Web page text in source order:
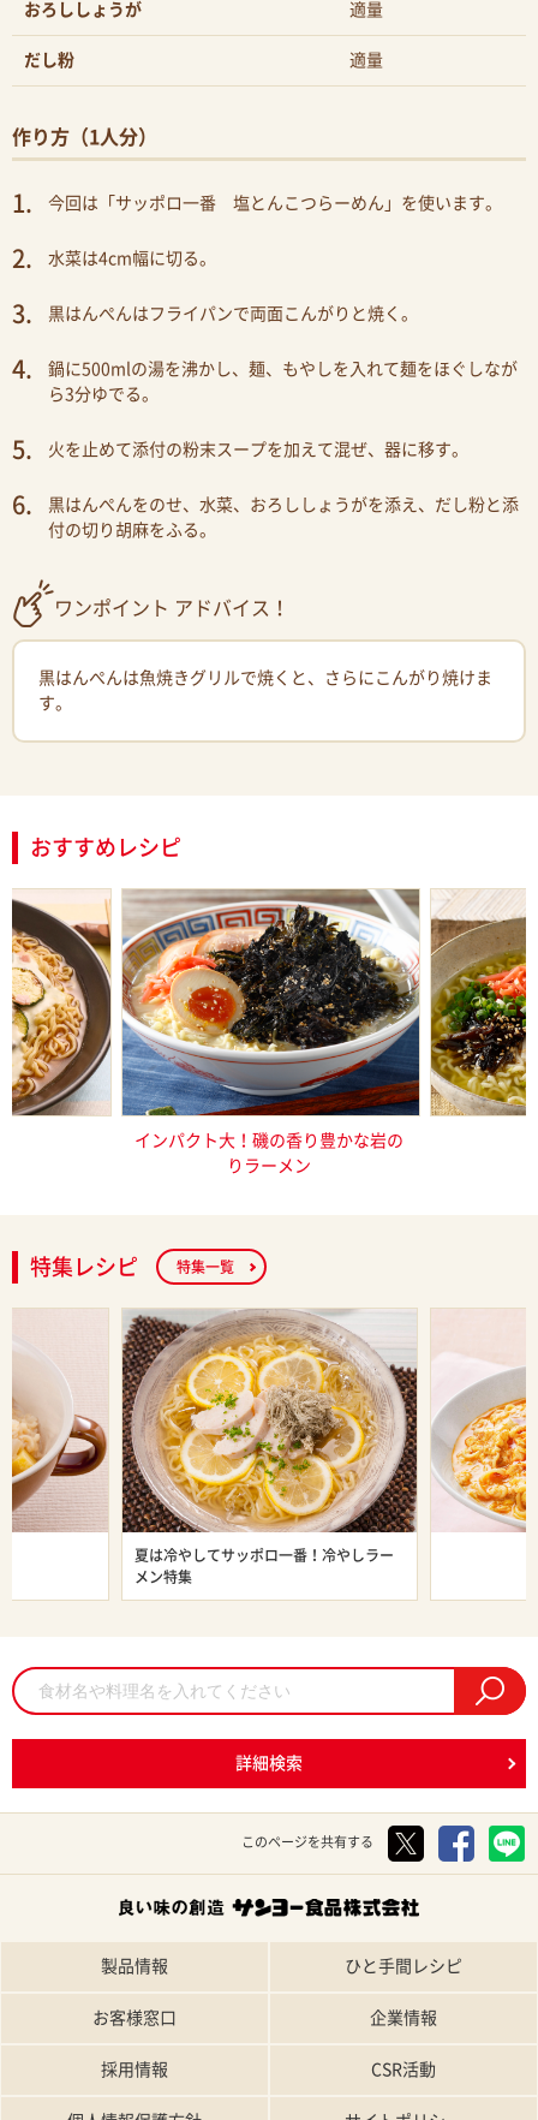
おろししょうが 適量
だし粉 適量
作り方（1人分）
今回は「サッポロ一番 塩とんこつらーめん」を使います。
水菜は4cm幅に切る。
黒はんぺんはフライパンで両面こんがりと焼く。
鍋に500mlの湯を沸かし、麺、もやしを入れて麺をほぐしなが
ら3分ゆでる。
火を止めて添付の粉末スープを加えて混ぜ、器に移す。
黒はんぺんをのせ、水菜、おろししょうがを添え、だし粉と添
付の切り胡麻をふる。
ワンポイント アドバイス！
黒はんぺんは魚焼きグリルで焼くと、さらにこんがり焼けま
す。
おすすめレシピ
インパクト大！磯の香り豊かな岩の
りラーメン
特集レシピ 特集一覧
夏は冷やしてサッポロ一番！冷やしラー
メン特集
詳細検索
このページを共有する
製品情報 ひと手間レシピ
お客様窓口 企業情報
採用情報 CSR活動